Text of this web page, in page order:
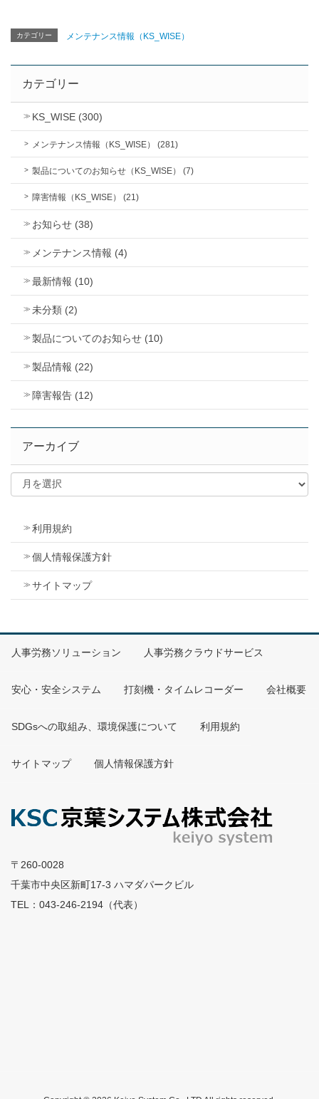
カテゴリー メンテナンス情報（KS_WISE）
カテゴリー
KS_WISE (300)
メンテナンス情報（KS_WISE） (281)
製品についてのお知らせ（KS_WISE） (7)
障害情報（KS_WISE） (21)
お知らせ (38)
メンテナンス情報 (4)
最新情報 (10)
未分類 (2)
製品についてのお知らせ (10)
製品情報 (22)
障害報告 (12)
アーカイブ
利用規約
個人情報保護方針
サイトマップ
人事労務ソリューション 人事労務クラウドサービス
安心・安全システム 打刻機・タイムレコーダー 会社概要
SDGsへの取組み、環境保護について 利用規約
サイトマップ 個人情報保護方針
〒260-0028
千葉市中央区新町17-3 ハマダパークビル
TEL：043-246-2194（代表）